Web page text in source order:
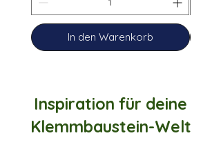
In den Warenkorb
Inspiration für deine
Klemmbaustein-Welt